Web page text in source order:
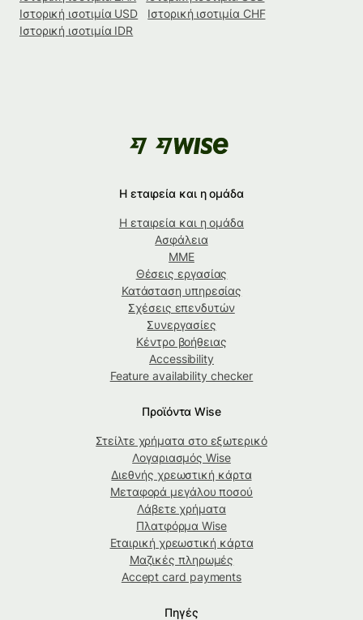
Ιστορική ισοτιμία USD
Ιστορική ισοτιμία CHF
Ιστορική ισοτιμία IDR
Η εταιρεία και η ομάδα
Η εταιρεία και η ομάδα
Ασφάλεια
ΜΜΕ
Θέσεις εργασίας
Κατάσταση υπηρεσίας
Σχέσεις επενδυτών
Συνεργασίες
Κέντρο βοήθειας
Accessibility
Feature availability checker
Προϊόντα Wise
Στείλτε χρήματα στο εξωτερικό
Λογαριασμός Wise
Διεθνής χρεωστική κάρτα
Μεταφορά μεγάλου ποσού
Λάβετε χρήματα
Πλατφόρμα Wise
Εταιρική χρεωστική κάρτα
Μαζικές πληρωμές
Accept card payments
Πηγές